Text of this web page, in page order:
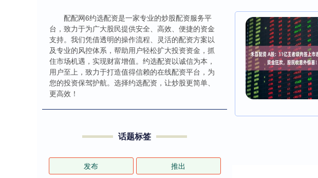
配配网6约选配资是一家专业的炒股配资服务平
台，致力于为广大股民提供安全、高效、便捷的资金
支持。我们凭借透明的操作流程、灵活的配资方案以
及专业的风控体系，帮助用户轻松扩大投资资金，抓
住市场机遇，实现财富增值。约选配资以诚信为本，
用户至上，致力于打造值得信赖的在线配资平台，为
您的投资保驾护航。选择约选配资，让炒股更简单、
更高效！
话题标签
发布 推出